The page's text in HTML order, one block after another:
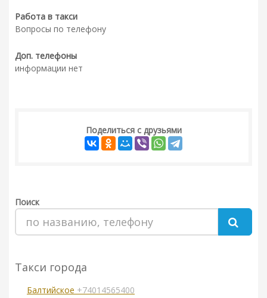
Работа в такси
Вопросы по телефону
Доп. телефоны
информации нет
Поделиться с друзьями
Поиск
Такси города
Балтийское +74014565400